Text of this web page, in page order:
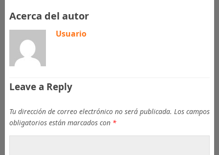
Acerca del autor
Usuario
Leave a Reply
Tu dirección de correo electrónico no será publicada. Los campos
obligatorios están marcados con *